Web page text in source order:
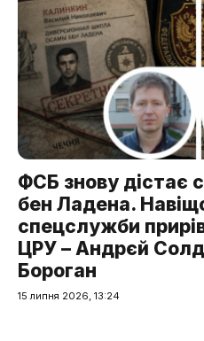
ФСБ знову дістає
бен Ладена.
спецслужби
ЦРУ – Андрєй
Бороган
15 липня 2026, 13:24